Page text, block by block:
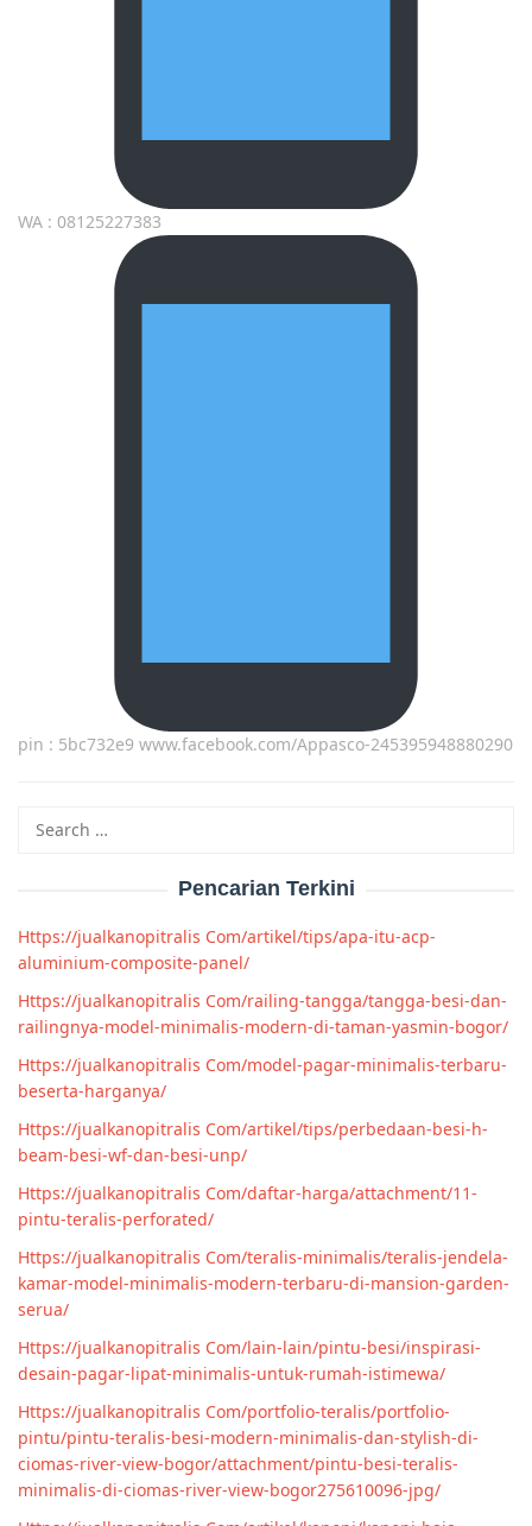
WA : 08125227383
pin : 5bc732e9 www.facebook.com/Appasco-245395948880290
Pencarian Terkini
Https://jualkanopitralis Com/artikel/tips/apa-itu-acp-
aluminium-composite-panel/
Https://jualkanopitralis Com/railing-tangga/tangga-besi-dan-
railingnya-model-minimalis-modern-di-taman-yasmin-bogor/
Https://jualkanopitralis Com/model-pagar-minimalis-terbaru-
beserta-harganya/
Https://jualkanopitralis Com/artikel/tips/perbedaan-besi-h-
beam-besi-wf-dan-besi-unp/
Https://jualkanopitralis Com/daftar-harga/attachment/11-
pintu-teralis-perforated/
Https://jualkanopitralis Com/teralis-minimalis/teralis-jendela-
kamar-model-minimalis-modern-terbaru-di-mansion-garden-
serua/
Https://jualkanopitralis Com/lain-lain/pintu-besi/inspirasi-
desain-pagar-lipat-minimalis-untuk-rumah-istimewa/
Https://jualkanopitralis Com/portfolio-teralis/portfolio-
pintu/pintu-teralis-besi-modern-minimalis-dan-stylish-di-
ciomas-river-view-bogor/attachment/pintu-besi-teralis-
minimalis-di-ciomas-river-view-bogor275610096-jpg/